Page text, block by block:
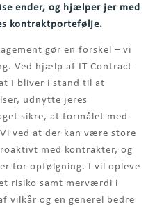
ender, og hjælper jer med
kontraktportefølje.
gør en forskel – vi
Ved hjælp af IT Contract
I bliver i stand til at
udnytte jeres
sikre, at formålet med
ved at der kan være store
med kontrakter, og
for opfølgning. I vil opleve
risiko samt merværdi i
vilkår og en generel bedre